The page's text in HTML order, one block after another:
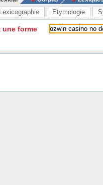
Lexicographie Etymologie
une forme